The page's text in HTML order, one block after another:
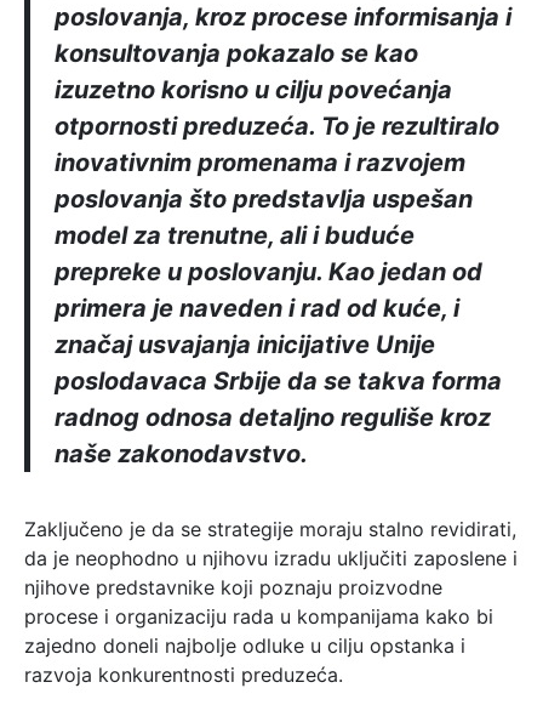
poslovanja, kroz procese informisanja i
konsultovanja pokazalo se kao
izuzetno korisno u cilju povećanja
otpornosti preduzeća. To je rezultiralo
inovativnim promenama i razvojem
poslovanja što predstavlja uspešan
model za trenutne, ali i buduće
prepreke u poslovanju. Kao jedan od
primera je naveden i rad od kuće, i
značaj usvajanja inicijative Unije
poslodavaca Srbije da se takva forma
radnog odnosa detaljno reguliše kroz
naše zakonodavstvo.
Zaključeno je da se strategije moraju stalno revidirati,
da je neophodno u njihovu izradu uključiti zaposlene i
njihove predstavnike koji poznaju proizvodne
procese i organizaciju rada u kompanijama kako bi
zajedno doneli najbolje odluke u cilju opstanka i
razvoja konkurentnosti preduzeća.